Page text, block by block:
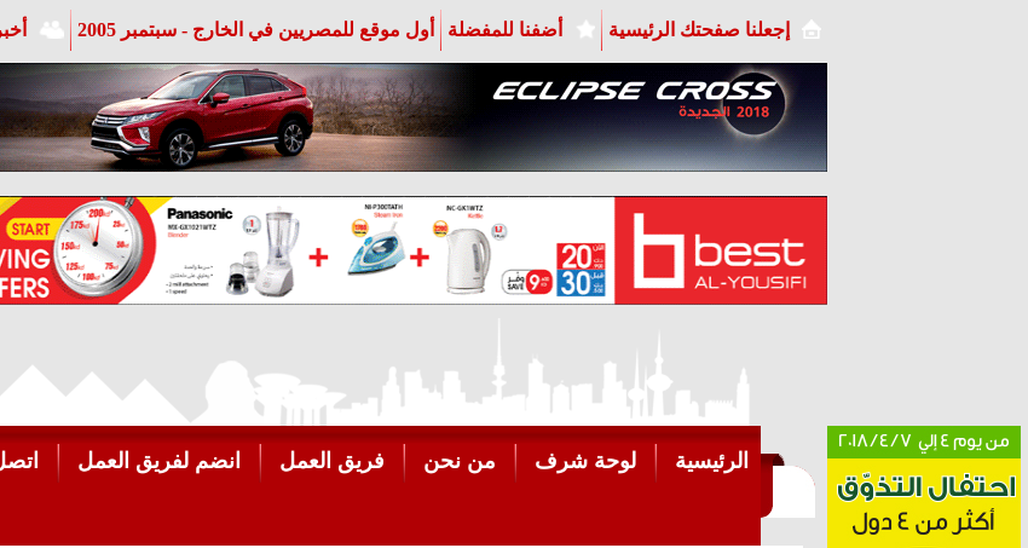
إجعلنا صفحتك الرئيسية أضفنا للمفضلة أول موقع للمصريين في الخارج - سبتمبر 2005
الرئيسية لوحة شرف من نحن فريق العمل انضم لفريق العمل